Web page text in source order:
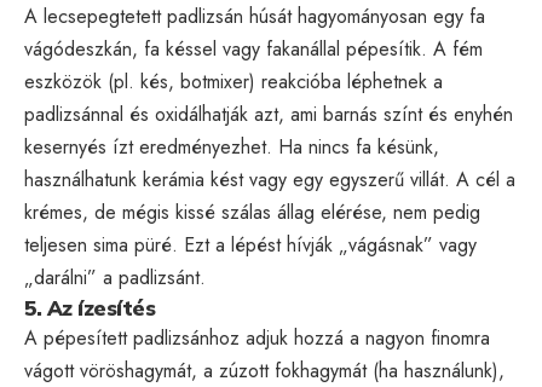
A lecsepegtetett padlizsán húsát hagyományosan egy fa
vágódeszkán, fa késsel vagy fakanállal pépesítik. A fém
eszközök (pl. kés, botmixer) reakcióba léphetnek a
padlizsánnal és oxidálhatják azt, ami barnás színt és enyhén
kesernyés ízt eredményezhet. Ha nincs fa késünk,
használhatunk kerámia kést vagy egy egyszerű villát. A cél a
krémes, de mégis kissé szálas állag elérése, nem pedig
teljesen sima püré. Ezt a lépést hívják „vágásnak” vagy
„darálni” a padlizsánt.
5. Az ízesítés
A pépesített padlizsánhoz adjuk hozzá a nagyon finomra
vágott vöröshagymát, a zúzott fokhagymát (ha használunk),